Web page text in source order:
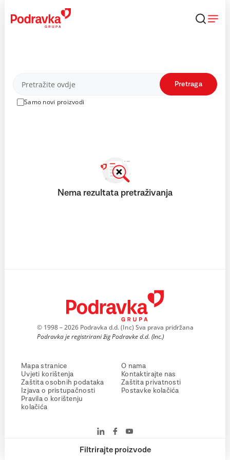
content
Proizvodi
Samo novi proizvodi
Pretraga
Filtrirajte proizvode
Nema rezultata pretraživanja
© 1998 – 2026 Podravka d.d. (Inc) Sva prava pridržana
Podravka je registrirani žig Podravke d.d. (Inc.)
Mapa stranice
Uvjeti korištenja
Zaštita osobnih podataka
Izjava o pristupačnosti
Pravila o korištenju
kolačića
O nama
Kontaktirajte nas
Zaštita privatnosti
Postavke kolačića